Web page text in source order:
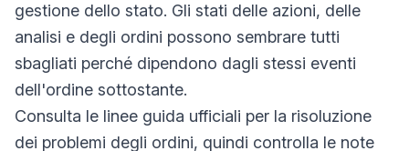
gestione dello stato. Gli stati delle azioni, delle
analisi e degli ordini possono sembrare tutti
sbagliati perché dipendono dagli stessi eventi
dell'ordine sottostante.
Consulta le linee guida ufficiali per la risoluzione
dei problemi degli ordini, quindi controlla le note